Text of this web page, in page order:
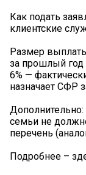
Как подать
клиентские
Размер
за прошлый год
6% —
назначает СФР
семьи не
перечень
Подробнее –